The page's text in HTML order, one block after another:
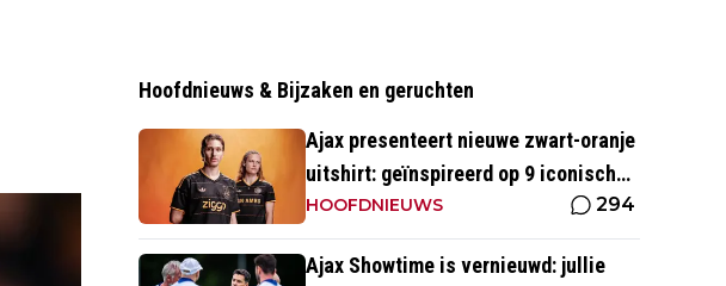
Hoofdnieuws & Bijzaken en geruchten
Ajax presenteert nieuwe zwart-oranje
uitshirt: geïnspireerd op 9 iconische
momenten uit clubhistorie
HOOFDNIEUWS 294
Ajax Showtime is vernieuwd: jullie